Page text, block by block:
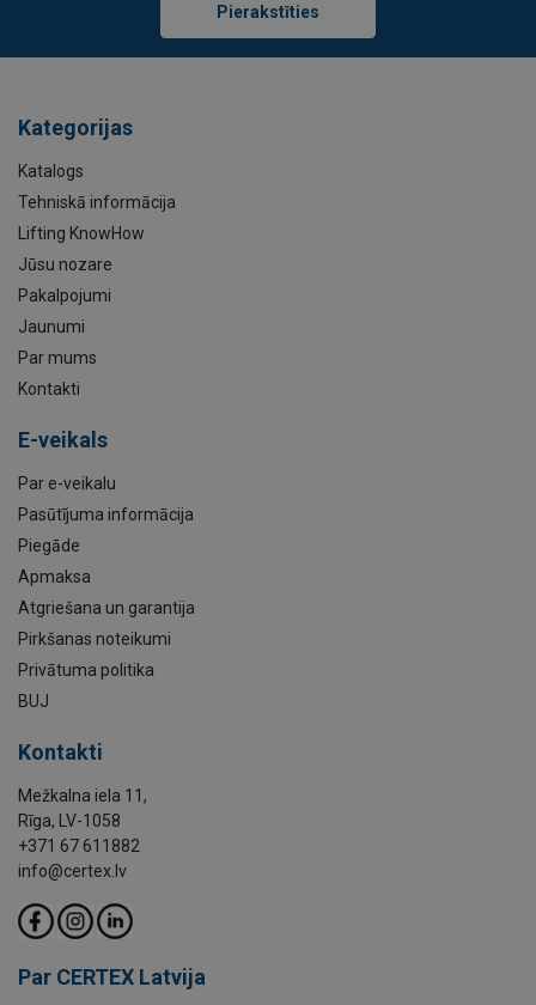
Pierakstīties
Kategorijas
Katalogs
Tehniskā informācija
Lifting KnowHow
Jūsu nozare
Pakalpojumi
Jaunumi
Par mums
Kontakti
E-veikals
Par e-veikalu
Pasūtījuma informācija
Piegāde
Apmaksa
Atgriešana un garantija
Pirkšanas noteikumi
Privātuma politika
BUJ
Kontakti
Mežkalna iela 11,
Rīga, LV-1058
+371 67 611882
info@certex.lv
Par CERTEX Latvija